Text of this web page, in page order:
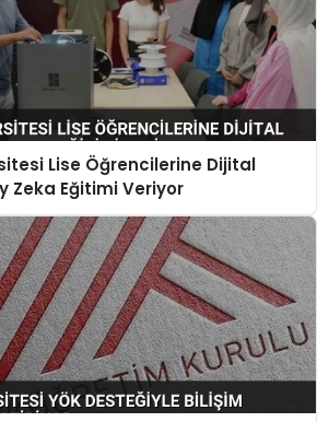
Lise Öğrencilerine Dijital
Zeka Eğitimi Veriyor